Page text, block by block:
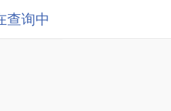
查询中